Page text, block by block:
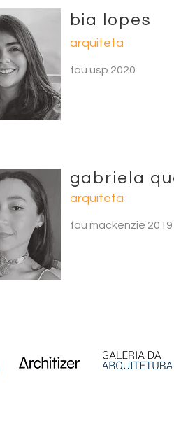
bia lopes
arquiteta
fau usp 2020
gabriela
arquiteta
fau mackenzie 2019